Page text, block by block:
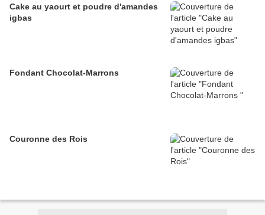
Cake au yaourt et poudre d'amandes
igbas
Fondant Chocolat-Marrons
Couronne des Rois